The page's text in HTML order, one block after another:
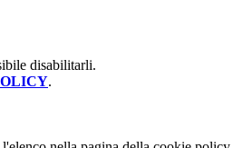
disabilitarli.
.